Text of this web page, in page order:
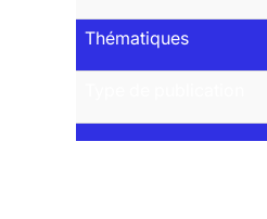
Thématiques